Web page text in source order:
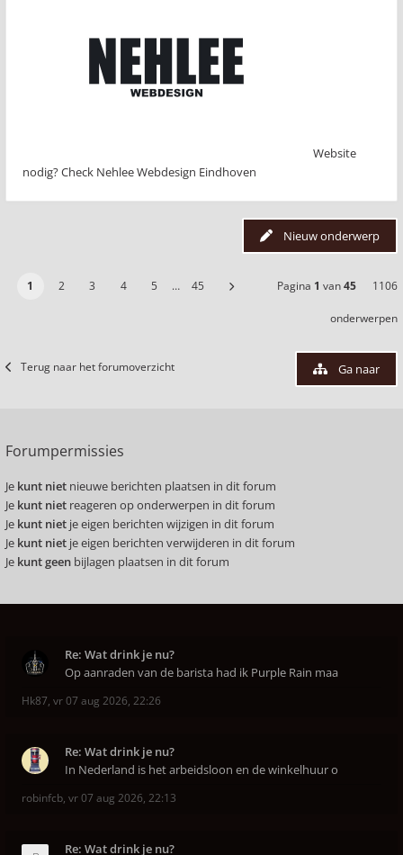
Website
nodig? Check Nehlee Webdesign Eindhoven
Nieuw onderwerp
1 2 3 4 5 … 45 Pagina 1 van45 1106
onderwerpen
Terug naar het forumoverzicht Ga naar
Forumpermissies
Je kunt niet nieuwe berichten plaatsen in dit forum
Je kunt niet reageren op onderwerpen in dit forum
Je kunt niet je eigen berichten wijzigen in dit forum
Je kunt niet je eigen berichten verwijderen in dit forum
Je kunt geen bijlagen plaatsen in dit forum
Re: Wat drink je nu?
Op aanraden van de barista had ik Purple Rain maa
Hk87, vr 07 aug 2026, 22:26
Re: Wat drink je nu?
In Nederland is het arbeidsloon en de winkelhuur o
robinfcb, vr 07 aug 2026, 22:13
Re: Wat drink je nu?